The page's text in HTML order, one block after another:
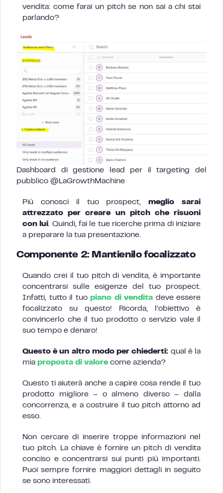
vendita: come farai un pitch se non sai a chi stai
parlando?
Dashboard di gestione lead per il targeting del
pubblico @LaGrowthMachine
Più conosci il tuo prospect,meglio sarai
attrezzato per creare un pitch che risuoni
con lui. Quindi, fai le tue ricerche prima di iniziare
a preparare la tua presentazione.
Componente 2: Mantienilo focalizzato
Quando crei il tuo pitch di vendita, è importante
concentrarsi sulle esigenze del tuo prospect.
Infatti, tutto il tuo piano di vendita deve essere
focalizzato su questo! Ricorda, l’obiettivo è
convincerlo che il tuo prodotto o servizio vale il
suo tempo e denaro!
Questo è un altro modo per chiederti: qual è la
mia proposta di valore come azienda?
Questo ti aiuterà anche a capire cosa rende il tuo
prodotto migliore – o almeno diverso – dalla
concorrenza, e a costruire il tuo pitch attorno ad
esso.
Non cercare di inserire troppe informazioni nel
tuo pitch. La chiave è fornire un pitch di vendita
conciso e concentrarsi sui punti più importanti.
Puoi sempre fornire maggiori dettagli in seguito
se sono interessati.